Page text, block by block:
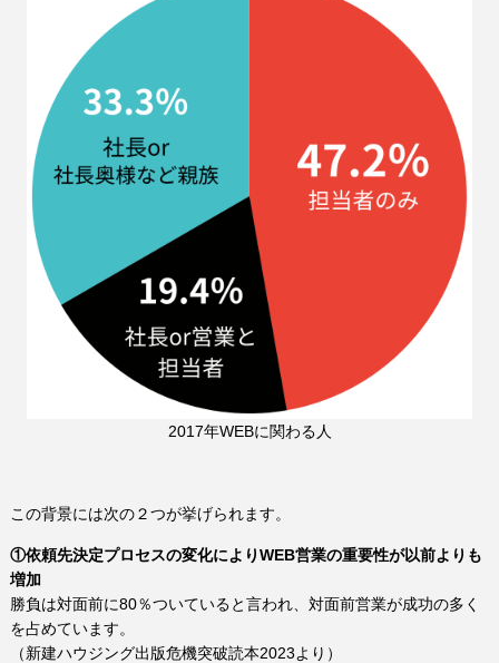
2017年WEBに関わる人
この背景には次の２つが挙げられます。
①依頼先決定プロセスの変化によりWEB営業の重要性が以前よりも
増加
勝負は対面前に80％ついていると言われ、対面前営業が成功の多く
を占めています。
（新建ハウジング出版危機突破読本2023より）